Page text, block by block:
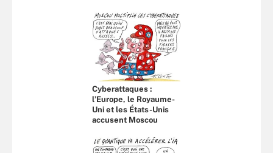
Cyberattaques :
l’Europe, le Royaume-
Uni et les États-Unis
accusent Moscou